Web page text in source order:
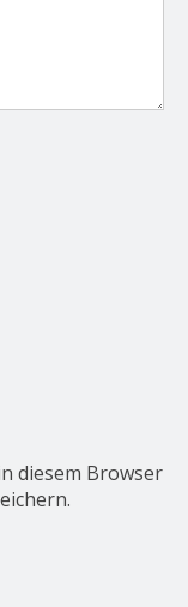
diesem Browser